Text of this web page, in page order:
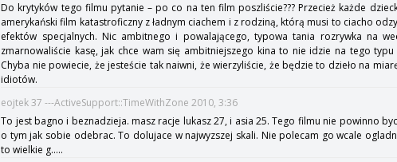
Do krytyków tego filmu pytanie – po co na ten film poszliście??? Przecież każde
amerykański film katastroficzny z ładnym ciachem i z rodziną, którą musi to ciacho
efektów specjalnych. Nic ambitnego i powalającego, typowa tania rozrywka na
zmarnowaliście kasę, jak chce wam się ambitniejszego kina to nie idzie na tego
Chyba nie powiecie, że jesteście tak naiwni, że wierzyliście, że będzie to dzieło na
idiotów.
eojtek 37 ---ActiveSupport::TimeWithZone 2010, 3:36
To jest bagno i beznadzieja. masz racje lukasz 27, i asia 25. Tego filmu nie powinno
o tym jak sobie odebrac. To dolujace w najwyzszej skali. Nie polecam go wcale
to wielkie g.....